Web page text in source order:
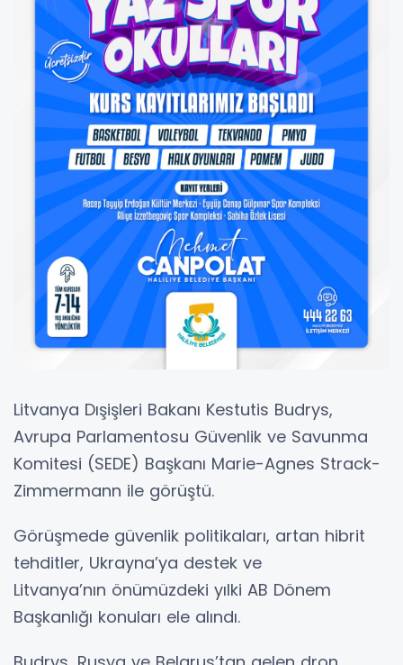
Litvanya Dışişleri Bakanı Kestutis Budrys,
Avrupa Parlamentosu Güvenlik ve Savunma
Komitesi (SEDE) Başkanı Marie-Agnes Strack-
Zimmermann ile görüştü.
Görüşmede güvenlik politikaları, artan hibrit
tehditler, Ukrayna’ya destek ve
Litvanya’nın önümüzdeki yılki AB Dönem
Başkanlığı konuları ele alındı.